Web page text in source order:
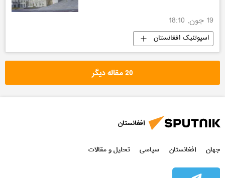
19 جون, 18:10
اسپوتنیک افغانستان
20 مقاله دیگر
افغانستان
جهان افغانستان سیاسی تحلیل و مقالات